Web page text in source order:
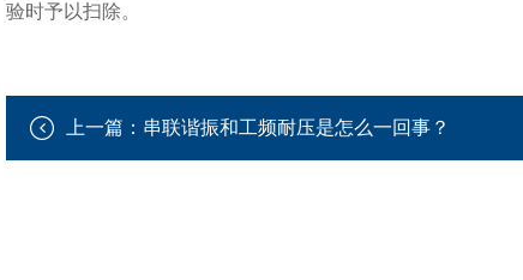
验时予以扫除。
上一篇： 串联谐振和工频耐压是怎么一回事？